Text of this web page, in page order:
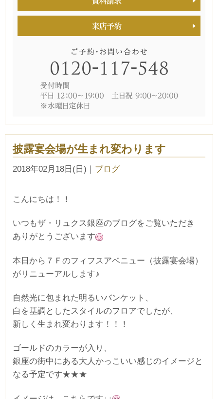
披露宴会場が生まれ変わります
2018年02月18日(日) ｜ ブログ
こんにちは！！
いつもザ・リュクス銀座のブログをご覧いただき
ありがとうございます
本日から７Ｆのフィフスアベニュー（披露宴会場）
がリニューアルします♪
自然光に包まれた明るいバンケット、
白を基調としたスタイルのフロアでしたが、
新しく生まれ変わります！！！
ゴールドのカラーが入り、
銀座の街中にある大人かっこいい感じのイメージと
なる予定です★★★